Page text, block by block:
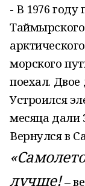
- В 1976
морского
поехал.
Устроился
месяца дали
Вернулся в
лучше! –